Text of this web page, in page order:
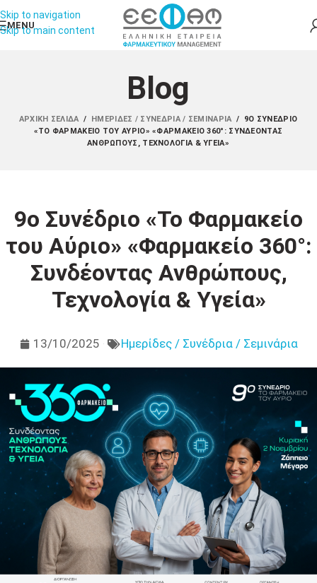
Skip to navigation
Skip to main content
MENU
Blog
ΑΡΧΙΚΉ ΣΕΛΊΔΑ / ΗΜΕΡΊΔΕΣ / ΣΥΝΈΔΡΙΑ / ΣΕΜΙΝΆΡΙΑ /
9Ο ΣΥΝΈΔΡΙΟ
«ΤΟ ΦΑΡΜΑΚΕΊΟ ΤΟΥ ΑΎΡΙΟ» «ΦΑΡΜΑΚΕΊΟ 360°: ΣΥΝΔΈΟΝΤΑΣ
ΑΝΘΡΏΠΟΥΣ, ΤΕΧΝΟΛΟΓΊΑ & ΥΓΕΊΑ»
9ο Συνέδριο «Το Φαρμακείο
του Αύριο» «Φαρμακείο 360°:
Συνδέοντας Ανθρώπους,
Τεχνολογία & Υγεία»
13/10/2025 Ημερίδες / Συνέδρια / Σεμινάρια